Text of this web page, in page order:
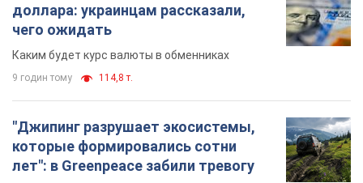
доллара: украинцам рассказали,
чего ожидать
Каким будет курс валюты в обменниках
9 годин тому 114,8 т.
"Джипинг разрушает экосистемы,
которые формировались сотни
лет": в Greenpeace забили тревогу